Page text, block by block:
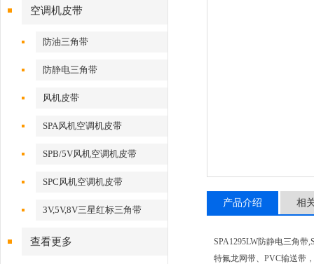
空调机皮带
防油三角带
防静电三角带
风机皮带
SPA风机空调机皮带
SPB/5V风机空调机皮带
SPC风机空调机皮带
3V,5V,8V三星红标三角带
查看更多
产品介绍 相
SPA1295LW防静电三角
特氟龙网带、PVC输送带